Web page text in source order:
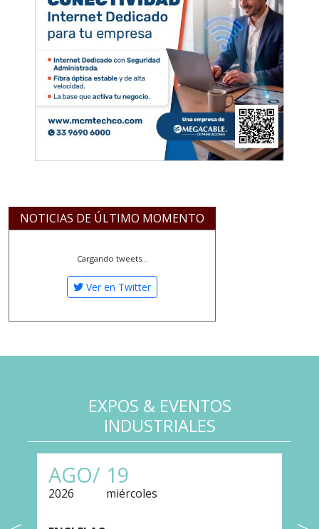
NOTICIAS DE ÚLTIMO MOMENTO
Cargando tweets...
Ver en Twitter
EXPOS & EVENTOS
INDUSTRIALES
AGO/
2026
19
miércoles